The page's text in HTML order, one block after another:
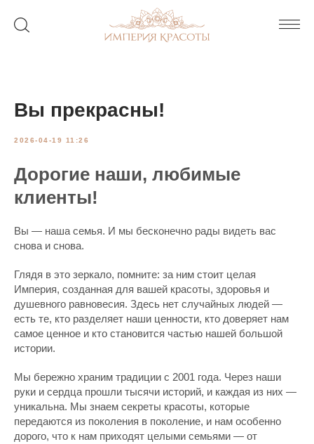
Вы прекрасны!
2026-04-19 11:26
Дорогие наши, любимые
клиенты!
Вы — наша семья. И мы бесконечно рады видеть вас
снова и снова.
Глядя в это зеркало, помните: за ним стоит целая
Империя, созданная для вашей красоты, здоровья и
душевного равновесия. Здесь нет случайных людей —
есть те, кто разделяет наши ценности, кто доверяет нам
самое ценное и кто становится частью нашей большой
истории.
Мы бережно храним традиции с 2001 года. Через наши
руки и сердца прошли тысячи историй, и каждая из них —
уникальна. Мы знаем секреты красоты, которые
передаются из поколения в поколение, и нам особенно
дорого, что к нам приходят целыми семьями — от